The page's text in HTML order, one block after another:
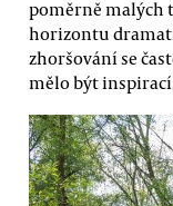
poměrně malých
horizontu
zhoršování se
mělo být